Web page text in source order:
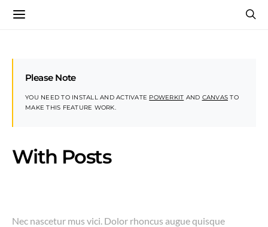
Please Note
YOU NEED TO INSTALL AND ACTIVATE POWERKIT AND CANVAS TO
MAKE THIS FEATURE WORK.
With Posts
Nec nascetur mus vici. Dolor rhoncus augue quisque